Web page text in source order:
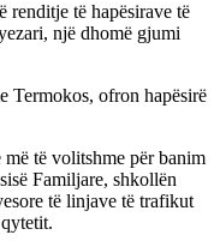
renditje të hapësirave të
një dhomë gjumi
Termokos, ofron hapësirë
të volitshme për banim
Familjare, shkollën
të linjave të trafikut